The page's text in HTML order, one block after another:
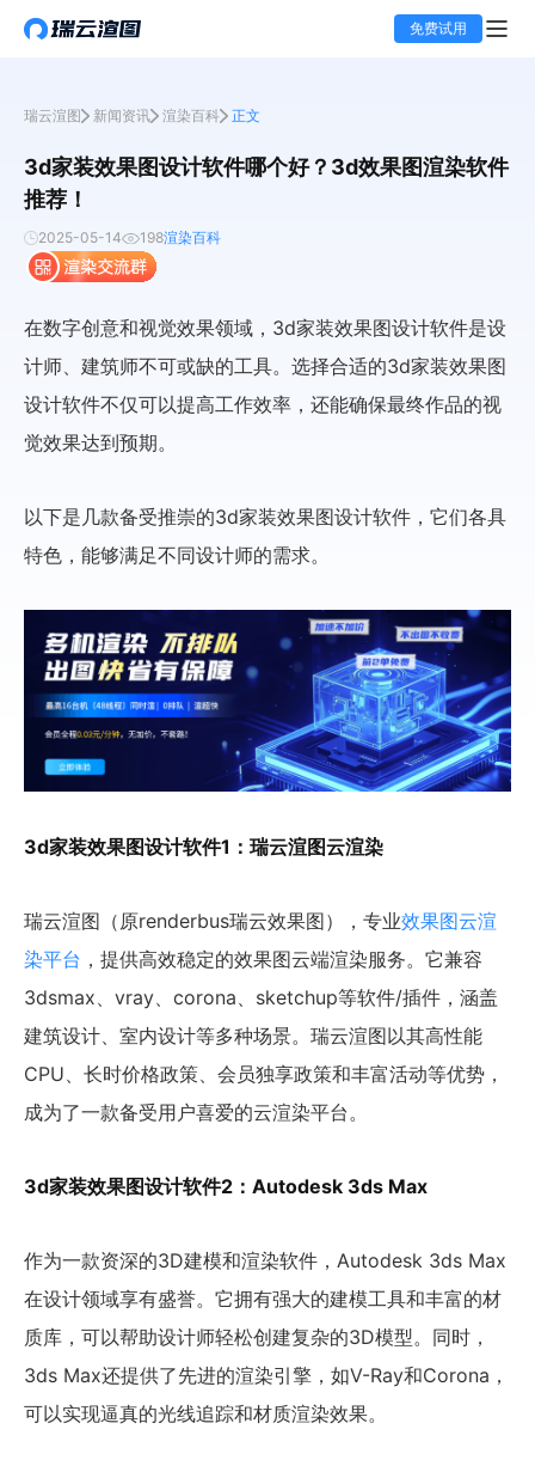
免费试用
瑞云渲图 新闻资讯 渲染百科 正文
3d家装效果图设计软件哪个好？3d效果图渲染软件
推荐！
2025-05-14 198渲染百科
在数字创意和视觉效果领域，3d家装效果图设计软件是设
计师、建筑师不可或缺的工具。选择合适的3d家装效果图
设计软件不仅可以提高工作效率，还能确保最终作品的视
觉效果达到预期。
以下是几款备受推崇的3d家装效果图设计软件，它们各具
特色，能够满足不同设计师的需求。
3d家装效果图设计软件1：瑞云渲图云渲染
瑞云渲图（原renderbus瑞云效果图），专业效果图云渲
染平台 ，提供高效稳定的效果图云端渲染服务。它兼容
3dsmax、vray、corona、sketchup等软件/插件，涵盖
建筑设计、室内设计等多种场景。瑞云渲图以其高性能
CPU、长时价格政策、会员独享政策和丰富活动等优势，
成为了一款备受用户喜爱的云渲染平台。
3d家装效果图设计软件2：Autodesk 3ds Max
作为一款资深的3D建模和渲染软件，Autodesk 3ds Max
在设计领域享有盛誉。它拥有强大的建模工具和丰富的材
质库，可以帮助设计师轻松创建复杂的3D模型。同时，
3ds Max还提供了先进的渲染引擎，如V-Ray和Corona，
可以实现逼真的光线追踪和材质渲染效果。